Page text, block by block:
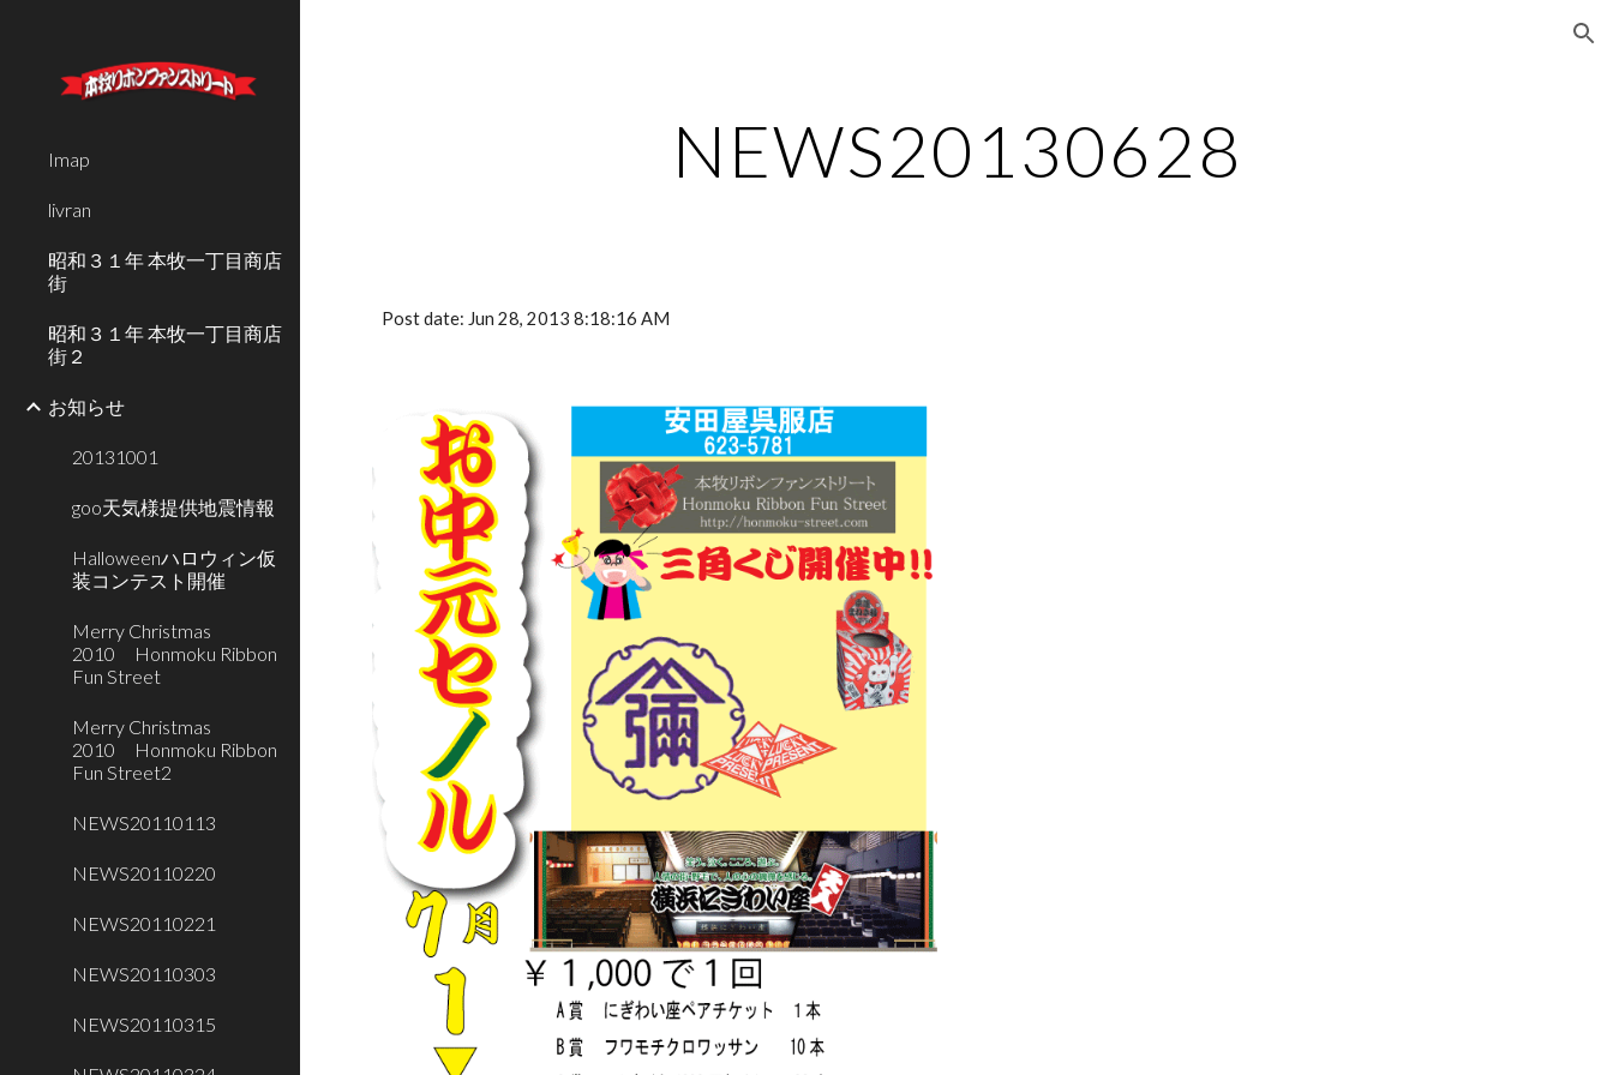
Imap
livran
昭和３１年 本牧一丁目商店
街
昭和３１年 本牧一丁目商店
街２
お知らせ
20131001
goo天気様提供地震情報
Halloweenハロウィン仮
装コンテスト開催
Merry Christmas
2010 Honmoku Ribbon
Fun Street
Merry Christmas
2010 Honmoku Ribbon
Fun Street2
NEWS20110113
NEWS20110220
NEWS20110221
NEWS20110303
NEWS20110315
NEWS20130628
Post date: Jun 28, 2013 8:18:16 AM